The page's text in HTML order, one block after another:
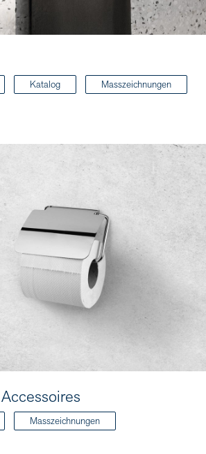
Katalog Masszeichnungen
Masszeichnungen